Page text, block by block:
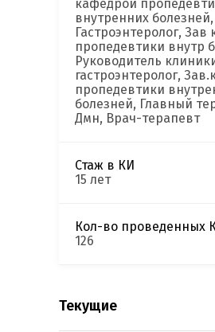
кафедрой
внутренних болезней,
Гастроэнтеролог,
пропедевтики внутр
Руководитель
гастроэнтеролог,
пропедевтики
болезней, Главный
Дмн, Врач-терапевт
Стаж в КИ
15 лет
Кол-во проведенных
126
Текущие